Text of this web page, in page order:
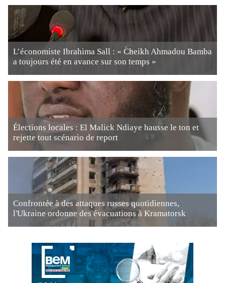
L’économiste Ibrahima Sall : « Cheikh Ahmadou Bamba
a toujours été en avance sur son temps »
Élections locales : El Malick Ndiaye hausse le ton et
rejette tout scénario de report
Confrontée à des attaques russes quotidiennes,
l'Ukraine ordonne des évacuations à Kramatorsk